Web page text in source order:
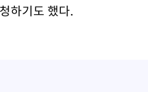
하기도 했다.